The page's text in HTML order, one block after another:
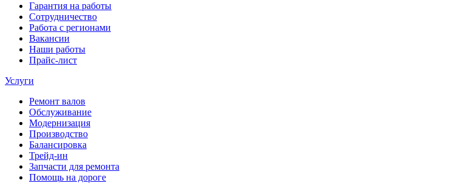
Гарантия на работы
Сотрудничество
Работа с регионами
Вакансии
Наши работы
Прайс-лист
Услуги
Ремонт валов
Обслуживание
Модернизация
Производство
Балансировка
Трейд-ин
Запчасти для ремонта
Помощь на дороге